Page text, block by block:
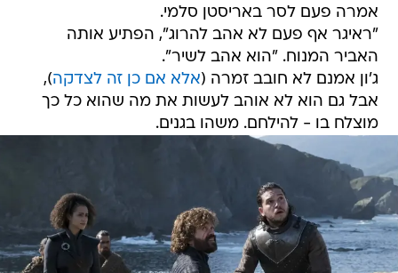
אמרה פעם לסר באריסטן סלמי.
"ראיגר אף פעם לא אהב להרוג", הפתיע אותה
האביר המנוח. "הוא אהב לשיר".
ג'ון אמנם לא חובב זמרה (אלא אם כן זה לצדקה),
אבל גם הוא לא אוהב לעשות את מה שהוא כל כך
מוצלח בו - להילחם. משהו בגנים.